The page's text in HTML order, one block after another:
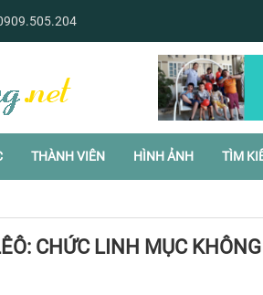
THÀNH VIÊN HÌNH ẢNH TÌM
CHỨC LINH MỤC